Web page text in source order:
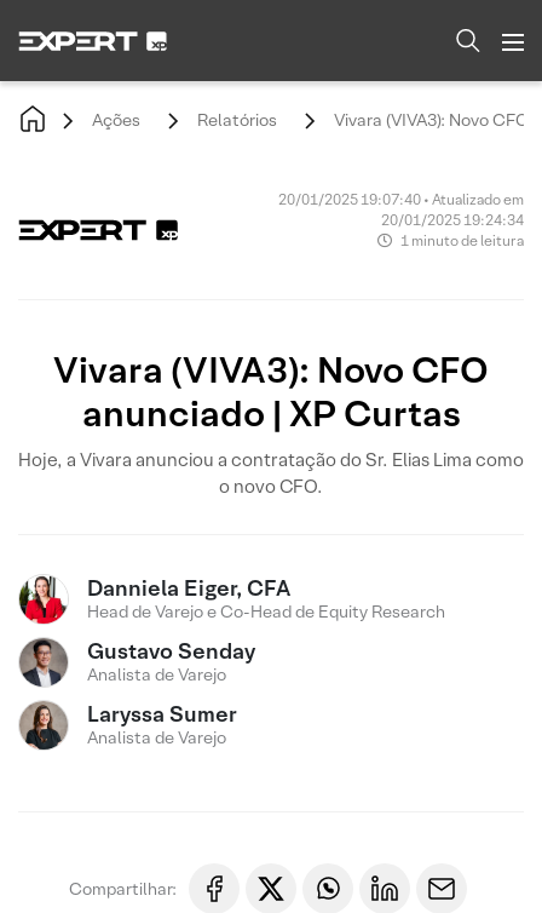
Ações Relatórios Vivara (VIVA3): Novo CFO
20/01/2025 19:07:40 • Atualizado em
20/01/2025 19:24:34
1 minuto de leitura
Vivara (VIVA3): Novo CFO
anunciado | XP Curtas
Hoje, a Vivara anunciou a contratação do Sr. Elias Lima como
o novo CFO.
Danniela Eiger, CFA
Head de Varejo e Co-Head de Equity Research
Gustavo Senday
Analista de Varejo
Laryssa Sumer
Analista de Varejo
Compartilhar: